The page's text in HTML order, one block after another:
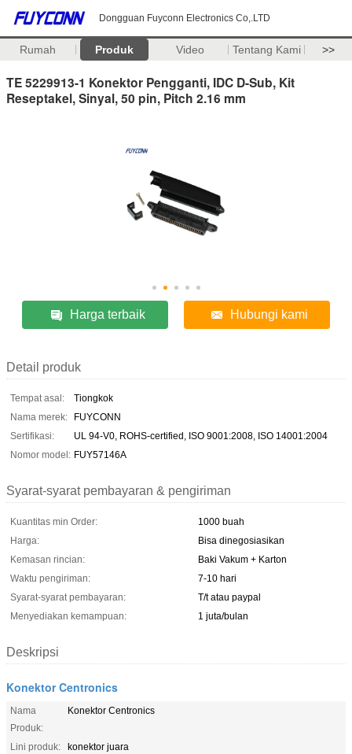
Dongguan Fuyconn Electronics Co,.LTD
Rumah Produk Video Tentang Kami >>
TE 5229913-1 Konektor Pengganti, IDC D-Sub, Kit
Reseptakel, Sinyal, 50 pin, Pitch 2.16 mm
Harga terbaik Hubungi kami
Detail produk
Tempat asal:
Tiongkok
Nama merek:
FUYCONN
Sertifikasi:
UL 94-V0, ROHS-certified, ISO 9001:2008, ISO 14001:2004
Nomor model: FUY57146A
Syarat-syarat pembayaran & pengiriman
Kuantitas min Order:
1000 buah
Harga:
Bisa dinegosiasikan
Kemasan rincian:
Baki Vakum + Karton
Waktu pengiriman:
7-10 hari
Syarat-syarat pembayaran:
T/t atau paypal
Menyediakan kemampuan:
1 juta/bulan
Deskripsi
Konektor Centronics
Nama
Produk:
Konektor Centronics
Lini produk:
konektor juara